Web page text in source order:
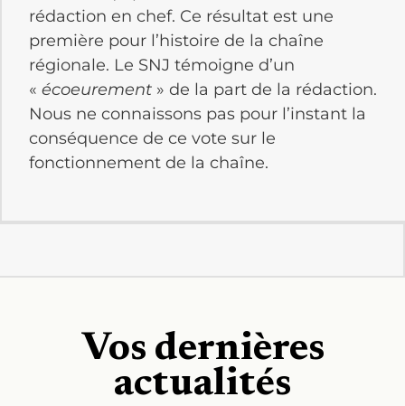
rédaction en chef. Ce résultat est une
première pour l’histoire de la chaîne
régionale. Le SNJ témoigne d’un
« écoeurement » de la part de la rédaction.
Nous ne connaissons pas pour l’instant la
conséquence de ce vote sur le
fonctionnement de la chaîne.
Vos dernières
actualités